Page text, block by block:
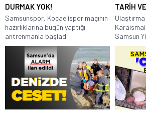
DURMAK YOK!
Samsunspor, Kocaelispor maçının
hazırlıklarına bugün yaptığı
antrenmanla başlad
TARİH
Samsun